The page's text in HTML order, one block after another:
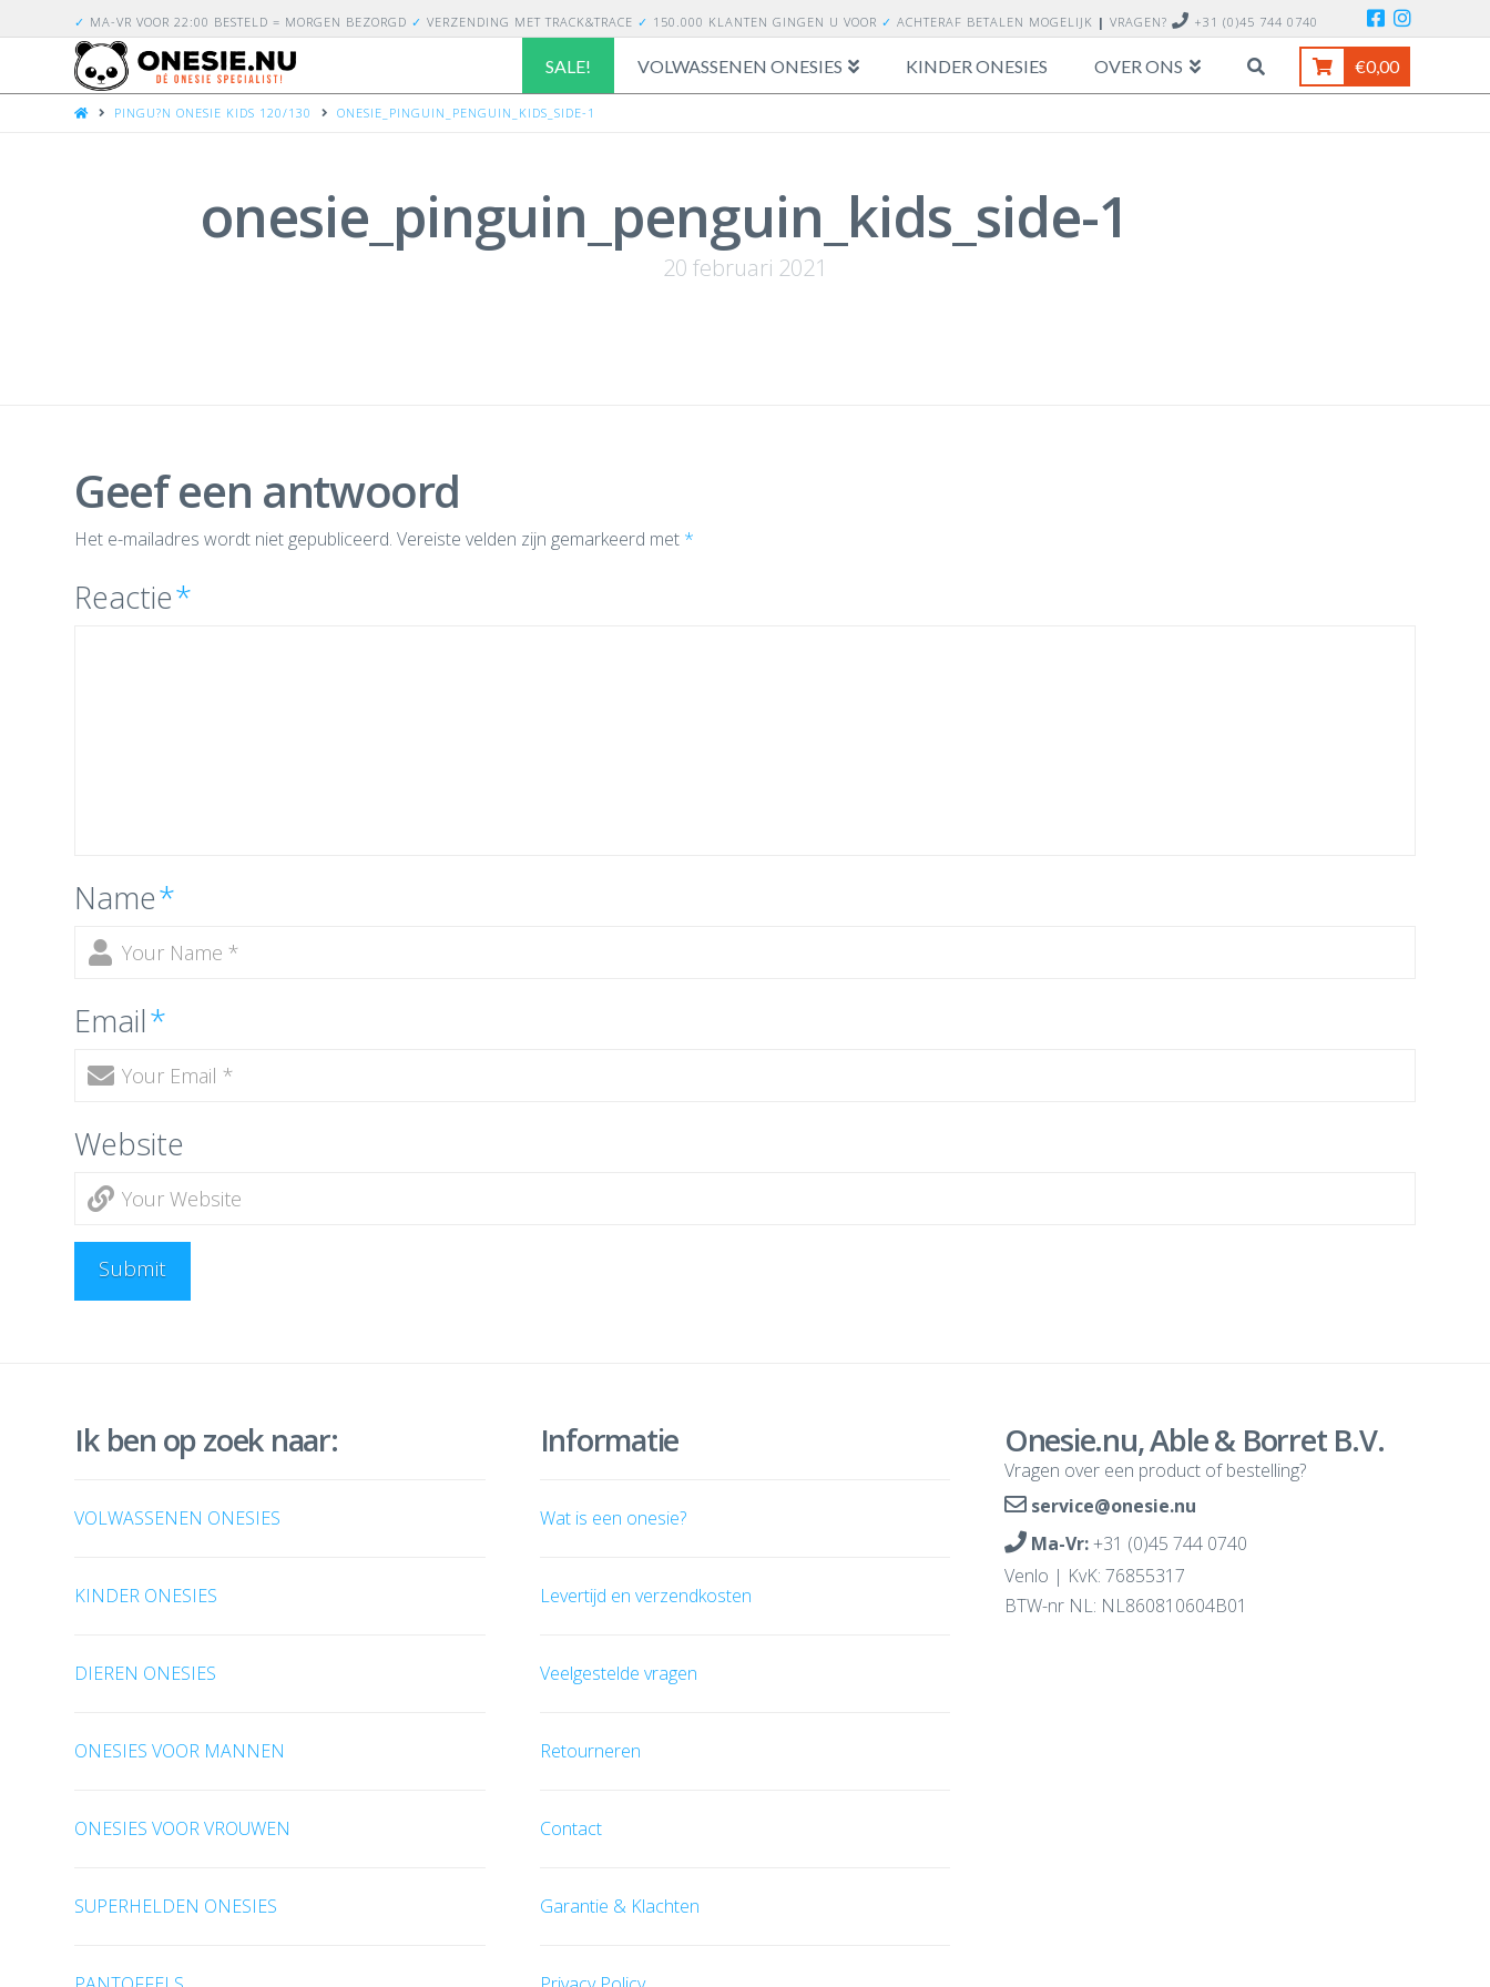
✓ MA-VR VOOR 22:00 BESTELD = MORGEN BEZORGD ✓ VERZENDING MET TRACK&TRACE ✓ 150.000 KLANTEN GINGEN U VOOR ✓ACHTERAF BETALEN MOGELIJK | VRAGEN? +31 (0)45 744 0740
SALE! VOLWASSENEN ONESIES KINDER ONESIES OVER ONS €0,00
HOMEPINGU?N ONESIE KIDS 120/130 ONESIE_PINGUIN_PENGUIN_KIDS_SIDE-1
onesie_pinguin_penguin_kids_side-1
20 februari 2021
Geef een antwoord
Het e-mailadres wordt niet gepubliceerd. Vereiste velden zijn gemarkeerd met *
Reactie*
Name*
Email*
Website
Ik ben op zoek naar:
VOLWASSENEN ONESIES
KINDER ONESIES
DIEREN ONESIES
ONESIES VOOR MANNEN
ONESIES VOOR VROUWEN
SUPERHELDEN ONESIES
Informatie
Wat is een onesie?
Levertijd en verzendkosten
Veelgestelde vragen
Retourneren
Contact
Garantie & Klachten
Onesie.nu, Able & Borret B.V.
Vragen over een product of bestelling?
service@onesie.nu
Ma-Vr:+31 (0)45 744 0740
Venlo | KvK: 76855317
BTW-nr NL: NL860810604B01